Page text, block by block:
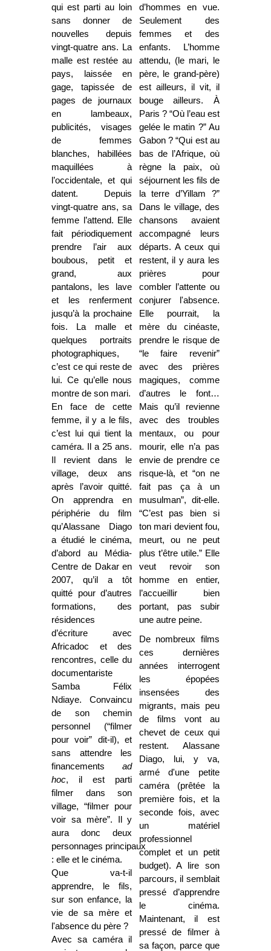
qui est parti au loin
sans donner de
nouvelles depuis
vingt-quatre ans. La
malle est restée au
pays, laissée en
gage, tapissée de
pages de journaux
en lambeaux,
publicités, visages
de femmes
blanches, habillées
maquillées à
l’occidentale, et qui
datent. Depuis
vingt-quatre ans, sa
femme l’attend. Elle
fait périodiquement
prendre l’air aux
boubous, petit et
grand, aux
pantalons, les lave
et les renferment
jusqu’à la prochaine
fois. La malle et
quelques portraits
photographiques,
c’est ce qui reste de
lui. Ce qu’elle nous
montre de son mari.
En face de cette
femme, il y a le fils,
c’est lui qui tient la
caméra. Il a 25 ans.
Il revient dans le
village, deux ans
après l’avoir quitté.
On apprendra en
périphérie du film
qu’Alassane Diago
a étudié le cinéma,
d’abord au Média-
Centre de Dakar en
2007, qu’il a tôt
quitté pour d’autres
formations, des
résidences
d’écriture avec
Africadoc et des
rencontres, celle du
documentariste
Samba Félix
Ndiaye. Convaincu
de son chemin
personnel (“filmer
pour voir” dit-il), et
sans attendre les
financementsad
hoc, il est parti
filmer dans son
village, “filmer pour
voir sa mère”. Il y
aura donc deux
personnages principaux
: elle et le cinéma.
Que va-t-il
apprendre, le fils,
sur son enfance, la
vie de sa mère et
l'absence du père ?
Avec sa caméra il
d’hommes en vue.
Seulement des
femmes et des
enfants. L’homme
attendu, (le mari, le
père, le grand-père)
est ailleurs, il vit, il
bouge ailleurs. À
Paris ? “Où l’eau est
gelée le matin ?” Au
Gabon ? “Qui est au
bas de l’Afrique, où
règne la paix, où
séjournent les fils de
la terre d’Yillam ?”
Dans le village, des
chansons avaient
accompagné leurs
départs. A ceux qui
restent, il y aura les
prières pour
combler l’attente ou
conjurer l'absence.
Elle pourrait, la
mère du cinéaste,
prendre le risque de
“le faire revenir”
avec des prières
magiques, comme
d’autres le font…
Mais qu’il revienne
avec des troubles
mentaux, ou pour
mourir, elle n’a pas
envie de prendre ce
risque-là, et “on ne
fait pas ça à un
musulman”, dit-elle.
“C’est pas bien si
ton mari devient fou,
meurt, ou ne peut
plus t’être utile.” Elle
veut revoir son
homme en entier,
l’accueillir bien
portant, pas subir
une autre peine.
De nombreux films
ces dernières
années interrogent
les épopées
insensées des
migrants, mais peu
de films vont au
chevet de ceux qui
restent. Alassane
Diago, lui, y va,
armé d'une petite
caméra (prêtée la
première fois, et la
seconde fois, avec
un matériel
professionnel
complet et un petit
budget). A lire son
parcours, il semblait
pressé d’apprendre
le cinéma.
Maintenant, il est
pressé de filmer à
sa façon, parce que